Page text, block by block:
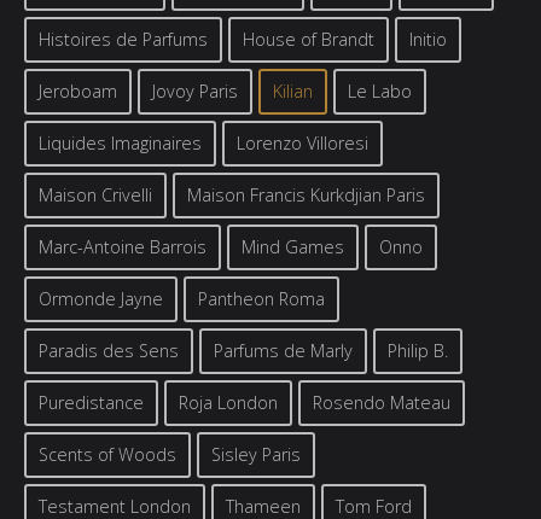
Histoires de Parfums House of Brandt Initio
Jeroboam Jovoy Paris Kilian Le Labo
Liquides Imaginaires Lorenzo Villoresi
Maison Crivelli Maison Francis Kurkdjian Paris
Marc-Antoine Barrois Mind Games Onno
Ormonde Jayne Pantheon Roma
Paradis des Sens Parfums de Marly Philip B.
Puredistance Roja London Rosendo Mateau
Scents of Woods Sisley Paris
Testament London Thameen Tom Ford